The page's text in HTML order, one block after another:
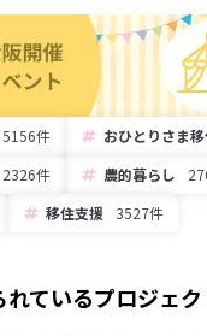
5156件 おひとりさま
2326件 農的暮らし
移住支援 3527件
れているプロジェ